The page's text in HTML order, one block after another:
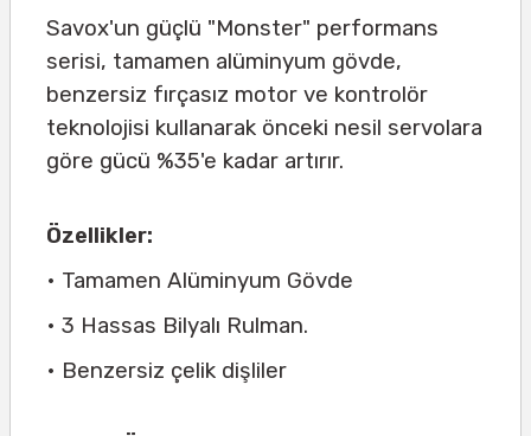
Savox'un güçlü "Monster" performans
serisi, tamamen alüminyum gövde,
benzersiz fırçasız motor ve kontrolör
teknolojisi kullanarak önceki nesil servolara
göre gücü %35'e kadar artırır.
Özellikler:
• Tamamen Alüminyum Gövde
• 3 Hassas Bilyalı Rulman.
• Benzersiz çelik dişliler